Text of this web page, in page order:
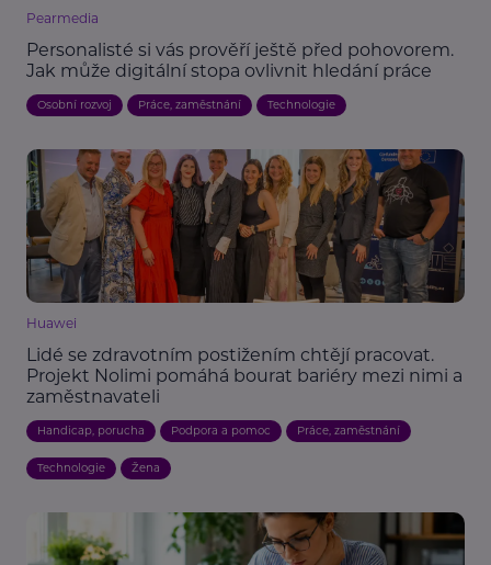
Pearmedia
Personalisté si vás prověří ještě před pohovorem.
Jak může digitální stopa ovlivnit hledání práce
Osobní rozvoj Práce, zaměstnání Technologie
Huawei
Lidé se zdravotním postižením chtějí pracovat.
Projekt Nolimi pomáhá bourat bariéry mezi nimi a
zaměstnavateli
Handicap, porucha Podpora a pomoc Práce, zaměstnání
Technologie Žena